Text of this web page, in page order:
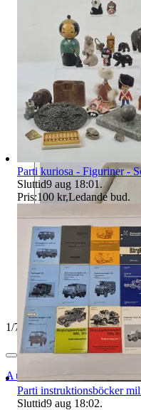
1/7
Auktionsbyra
Parti kuriosa - Figuriner -
Sluttid9 aug 18:01.
Pris:100 kr,Ledande bud.
Parti instruktionsböcker
Sluttid9 aug 18:02.